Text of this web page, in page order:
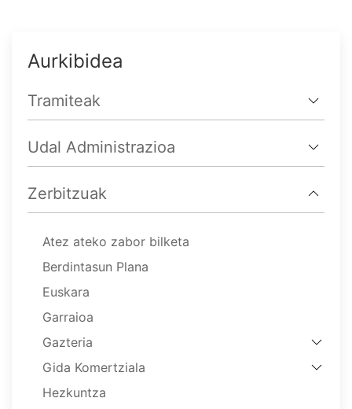
Aurkibidea
Tramiteak
Udal Administrazioa
Zerbitzuak
Atez ateko zabor bilketa
Berdintasun Plana
Euskara
Garraioa
Gazteria
Gida Komertziala
Hezkuntza